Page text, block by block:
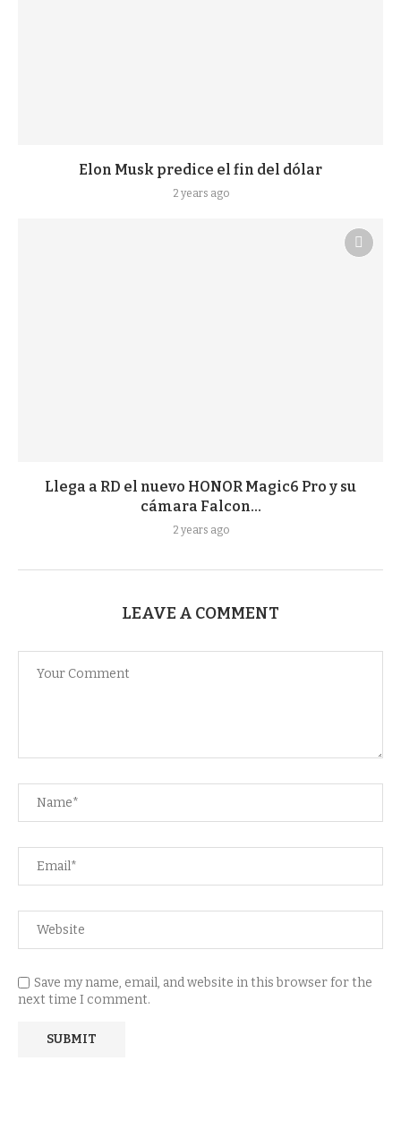
Elon Musk predice el fin del dólar
2 years ago
Llega a RD el nuevo HONOR Magic6 Pro y su
cámara Falcon...
2 years ago
LEAVE A COMMENT
Save my name, email, and website in this browser for the
next time I comment.